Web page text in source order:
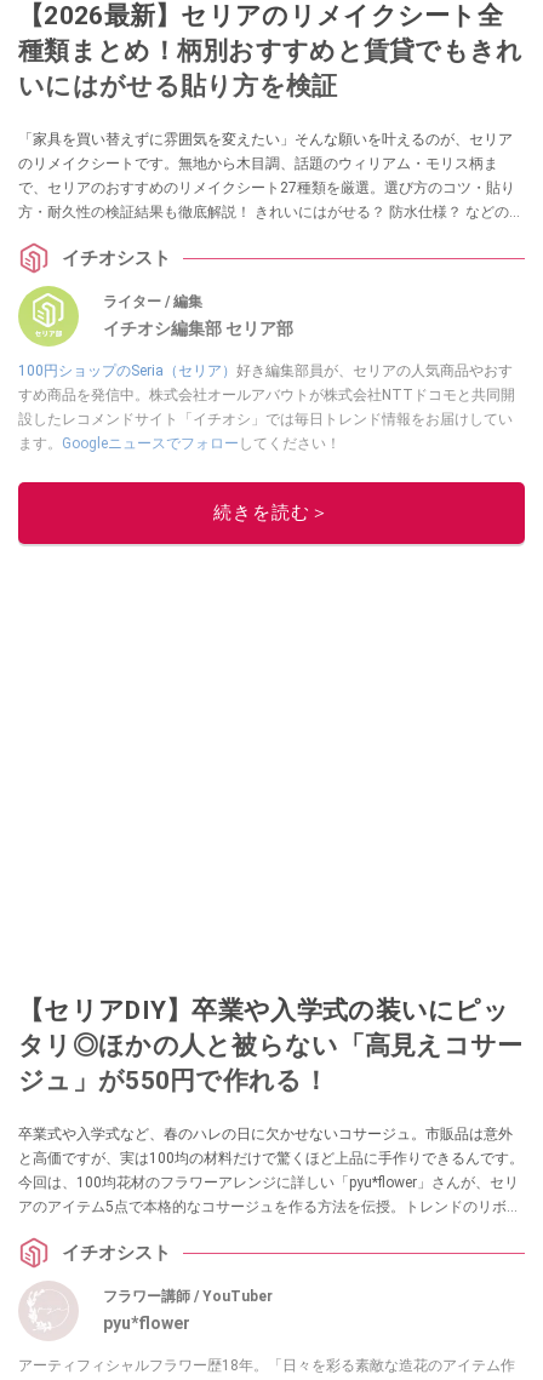
【2026最新】セリアのリメイクシート全
種類まとめ！柄別おすすめと賃貸でもきれ
いにはがせる貼り方を検証
「家具を買い替えずに雰囲気を変えたい」そんな願いを叶えるのが、セリア
のリメイクシートです。無地から木目調、話題のウィリアム・モリス柄ま
で、セリアのおすすめのリメイクシート27種類を厳選。選び方のコツ・貼り
方・耐久性の検証結果も徹底解説！ きれいにはがせる？ 防水仕様？ などの気
てくださいね。
イチオシスト
ライター / 編集
イチオシ編集部 セリア部
100円ショップのSeria（セリア） 好き編集部員が、セリアの人気商品やおす
すめ商品を発信中。株式会社オールアバウトが株式会社NTTドコモと共同開
設したレコメンドサイト「イチオシ」では毎日トレンド情報をお届けしてい
ます。 Googleニュースでフォロー してください！
このイチオシストの他の記事を読む
続きを読む＞
【セリアDIY】卒業や入学式の装いにピッ
タリ◎ほかの人と被らない「高見えコサー
ジュ」が550円で作れる！
卒業式や入学式など、春のハレの日に欠かせないコサージュ。市販品は意外
と高価ですが、実は100均の材料だけで驚くほど上品に手作りできるんです。
今回は、100均花材のフラワーアレンジに詳しい「pyu*flower」さんが、セリ
アのアイテム5点で本格的なコサージュを作る方法を伝授。トレンドのリボン
しくご紹介します。
イチオシスト
フラワー講師 / YouTuber
pyu*flower
アーティフィシャルフラワー歴18年。「日々を彩る素敵な造花のアイテム作